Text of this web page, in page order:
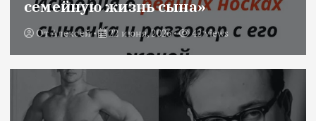
семейную жизнь сына»
ОтАлексей 22 июня, 2026 42 views